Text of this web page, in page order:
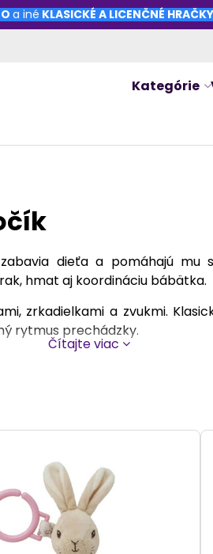
a iné KLASICKÉ A LICENČNÉ HRAČKY
Kategórie
dieťa a pomáhajú mu
hmat aj koordináciu bábätka.
zrkadielkami a zvukmi.
rytmus prechádzky.
s kočíkom potešia dieťa
Čítajte viac